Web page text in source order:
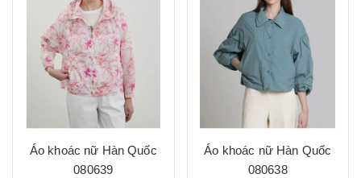
Áo khoác nữ Hàn Quốc
080639
Áo khoác nữ Hàn Quốc
080638